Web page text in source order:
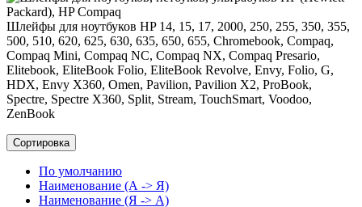
Шлейфы для ноутбуков HP 14, 15, 17, 2000, 250, 255, 350, 355,
500, 510, 620, 625, 630, 635, 650, 655, Chromebook, Compaq,
Compaq Mini, Compaq NC, Compaq NX, Compaq Presario,
Elitebook, EliteBook Folio, EliteBook Revolve, Envy, Folio, G,
HDX, Envy X360, Omen, Pavilion, Pavilion X2, ProBook,
Spectre, Spectre X360, Split, Stream, TouchSmart, Voodoo,
ZenBook
Сортировка
По умолчанию
Наименование (А -> Я)
Наименование (Я -> А)